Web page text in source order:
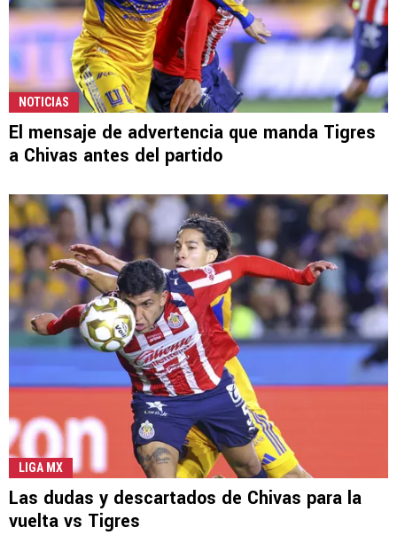
NOTICIAS
El mensaje de advertencia que manda Tigres
a Chivas antes del partido
LIGA MX
Las dudas y descartados de Chivas para la
vuelta vs Tigres